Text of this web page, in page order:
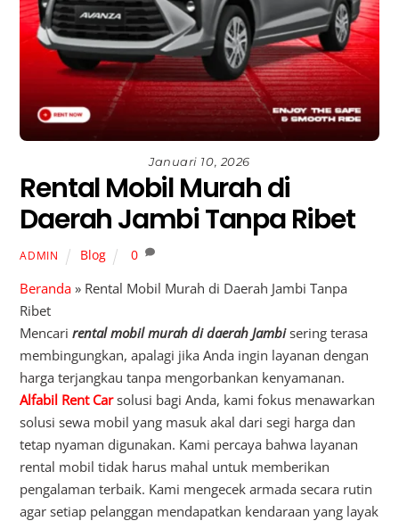
Januari 10, 2026
Rental Mobil Murah di
Daerah Jambi Tanpa Ribet
ADMIN Blog 0
Beranda » Rental Mobil Murah di Daerah Jambi Tanpa
Ribet
Mencarirental mobil murah di daerah Jambisering terasa
membingungkan, apalagi jika Anda ingin layanan dengan
harga terjangkau tanpa mengorbankan kenyamanan.
Alfabil Rent Carsolusi bagi Anda, kami fokus menawarkan
solusi sewa mobil yang masuk akal dari segi harga dan
tetap nyaman digunakan. Kami percaya bahwa layanan
rental mobil tidak harus mahal untuk memberikan
pengalaman terbaik. Kami mengecek armada secara rutin
agar setiap pelanggan mendapatkan kendaraan yang layak